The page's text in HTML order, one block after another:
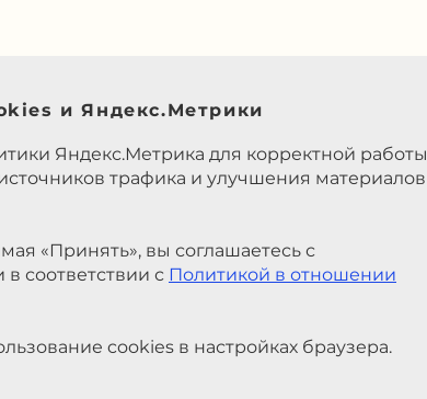
и Яндекс.Метрики
Яндекс.Метрика для корректной работы
трафика и улучшения материалов
«Принять», вы соглашаетесь с
соответствии с Политикой в отношении
cookies в настройках браузера.